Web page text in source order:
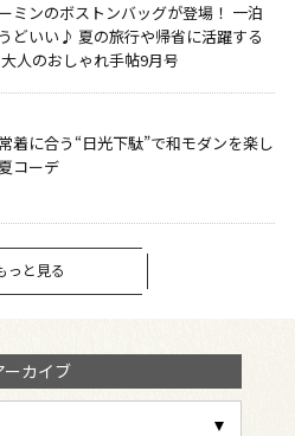
ミンのボストンバッグが登場！ 一泊
どいい♪ 夏の旅行や帰省に活躍する
人のおしゃれ手帖9月号
着に合う“日光下駄”で和モダンを楽し
コーデ
っと見る
ーカイブ